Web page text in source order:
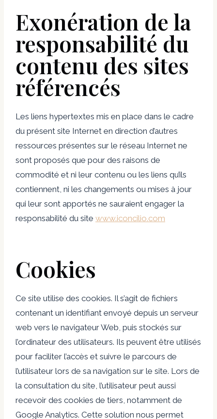
Exonération de la
responsabilité du
contenu des sites
référencés
Les liens hypertextes mis en place dans le cadre
du présent site Internet en direction d’autres
ressources présentes sur le réseau Internet ne
sont proposés que pour des raisons de
commodité et ni leur contenu ou les liens qu’ils
contiennent, ni les changements ou mises à jour
qui leur sont apportés ne sauraient engager la
responsabilité du site www.iconcilio.com
Cookies
Ce site utilise des cookies. Il s’agit de fichiers
contenant un identifiant envoyé depuis un serveur
web vers le navigateur Web, puis stockés sur
l’ordinateur des utilisateurs. Ils peuvent être utilisés
pour faciliter l’accès et suivre le parcours de
l’utilisateur lors de sa navigation sur le site. Lors de
la consultation du site, l’utilisateur peut aussi
recevoir des cookies de tiers, notamment de
Google Analytics. Cette solution nous permet